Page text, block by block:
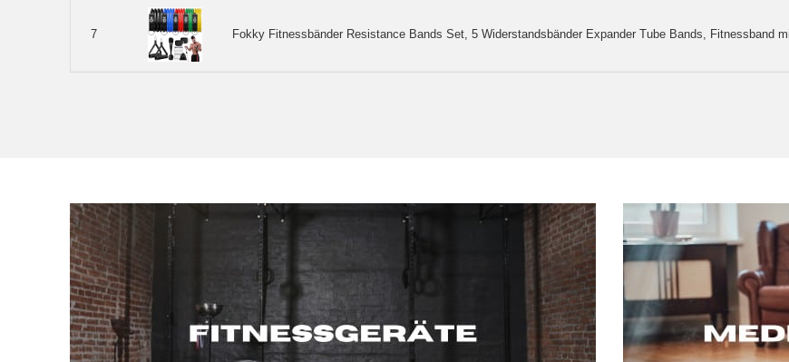
7 Fokky Fitnessbänder Resistance Bands Set, 5 Widerstandsbänder Expander Tube Bands, Fitnessband